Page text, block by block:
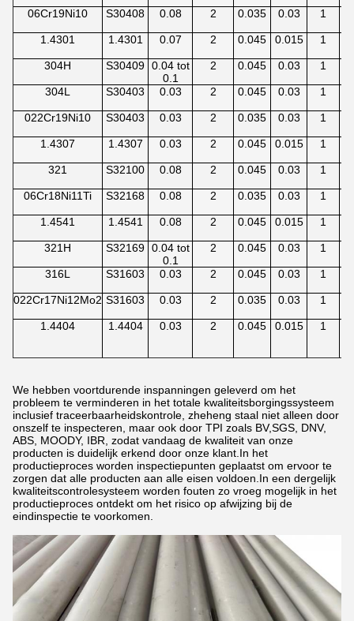
06Cr19Ni10 S30408 0.08 2 0.035 0.03 1
1.4301 1.4301 0.07 2 0.045 0.015 1
304H
S30409 0.04 tot
0.1
2 0.045 0.03 1
304L S30403 0.03 2 0.045 0.03 1
022Cr19Ni10 S30403 0.03 2 0.035 0.03 1
1.4307 1.4307 0.03 2 0.045 0.015 1
321 S32100 0.08 2 0.045 0.03 1
06Cr18Ni11Ti S32168 0.08 2 0.035 0.03 1
1.4541 1.4541 0.08 2 0.045 0.015 1
321H S32169 0.04 tot
0.1
2 0.045 0.03 1
316L S31603 0.03 2 0.045 0.03 1
022Cr17Ni12Mo2 S31603 0.03 2 0.035 0.03 1
1.4404 1.4404 0.03 2 0.045 0.015 1
We hebben voortdurende inspanningen geleverd om het
probleem te verminderen in het totale kwaliteitsborgingssysteem
inclusief traceerbaarheidskontrole, zheheng staal niet alleen door
onszelf te inspecteren, maar ook door TPI zoals BV,SGS, DNV,
ABS, MOODY, IBR, zodat vandaag de kwaliteit van onze
producten is duidelijk erkend door onze klant.In het
productieproces worden inspectiepunten geplaatst om ervoor te
zorgen dat alle producten aan alle eisen voldoen.In een dergelijk
kwaliteitscontrolesysteem worden fouten zo vroeg mogelijk in het
productieproces ontdekt om het risico op afwijzing bij de
eindinspectie te voorkomen.